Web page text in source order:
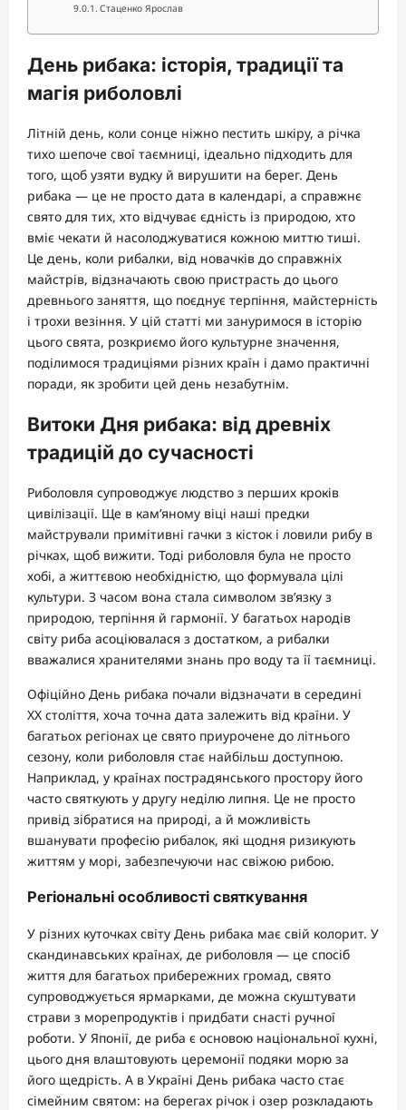
Стаценко Ярослав
День рибака: історія, традиції та
магія риболовлі
Літній день, коли сонце ніжно пестить шкіру, а річка
тихо шепоче свої таємниці, ідеально підходить для
того, щоб узяти вудку й вирушити на берег. День
рибака — це не просто дата в календарі, а справжнє
свято для тих, хто відчуває єдність із природою, хто
вміє чекати й насолоджуватися кожною миттю тиші.
Це день, коли рибалки, від новачків до справжніх
майстрів, відзначають свою пристрасть до цього
древнього заняття, що поєднує терпіння, майстерність
і трохи везіння. У цій статті ми зануримося в історію
цього свята, розкриємо його культурне значення,
поділимося традиціями різних країн і дамо практичні
поради, як зробити цей день незабутнім.
Витоки Дня рибака: від древніх
традицій до сучасності
Риболовля супроводжує людство з перших кроків
цивілізації. Ще в кам’яному віці наші предки
майстрували примітивні гачки з кісток і ловили рибу в
річках, щоб вижити. Тоді риболовля була не просто
хобі, а життєвою необхідністю, що формувала цілі
культури. З часом вона стала символом зв’язку з
природою, терпіння й гармонії. У багатьох народів
світу риба асоціювалася з достатком, а рибалки
вважалися хранителями знань про воду та її таємниці.
Офіційно День рибака почали відзначати в середині
XX століття, хоча точна дата залежить від країни. У
багатьох регіонах це свято приурочене до літнього
сезону, коли риболовля стає найбільш доступною.
Наприклад, у країнах пострадянського простору його
часто святкують у другу неділю липня. Це не просто
привід зібратися на природі, а й можливість
вшанувати професію рибалок, які щодня ризикують
життям у морі, забезпечуючи нас свіжою рибою.
Регіональні особливості святкування
У різних куточках світу День рибака має свій колорит. У
скандинавських країнах, де риболовля — це спосіб
життя для багатьох прибережних громад, свято
супроводжується ярмарками, де можна скуштувати
страви з морепродуктів і придбати снасті ручної
роботи. У Японії, де риба є основою національної кухні,
цього дня влаштовують церемонії подяки морю за
його щедрість. А в Україні День рибака часто стає
сімейним святом: на берегах річок і озер розкладають